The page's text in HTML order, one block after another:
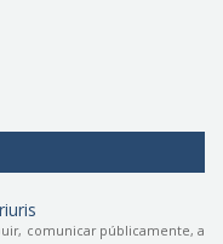
comunicar públicamente, a